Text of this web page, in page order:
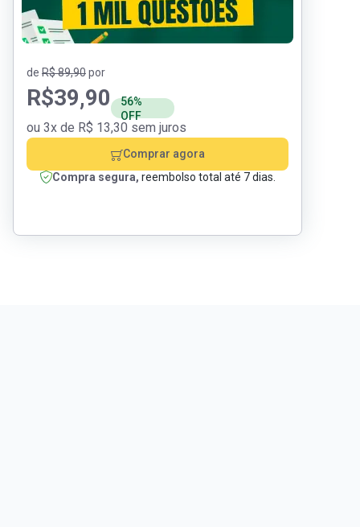
de R$ 89,90por
R$39,90
56%
OFF
ou 3x de R$ 13,30 sem juros
Comprar agora
Compra segura, reembolso total até 7 dias.